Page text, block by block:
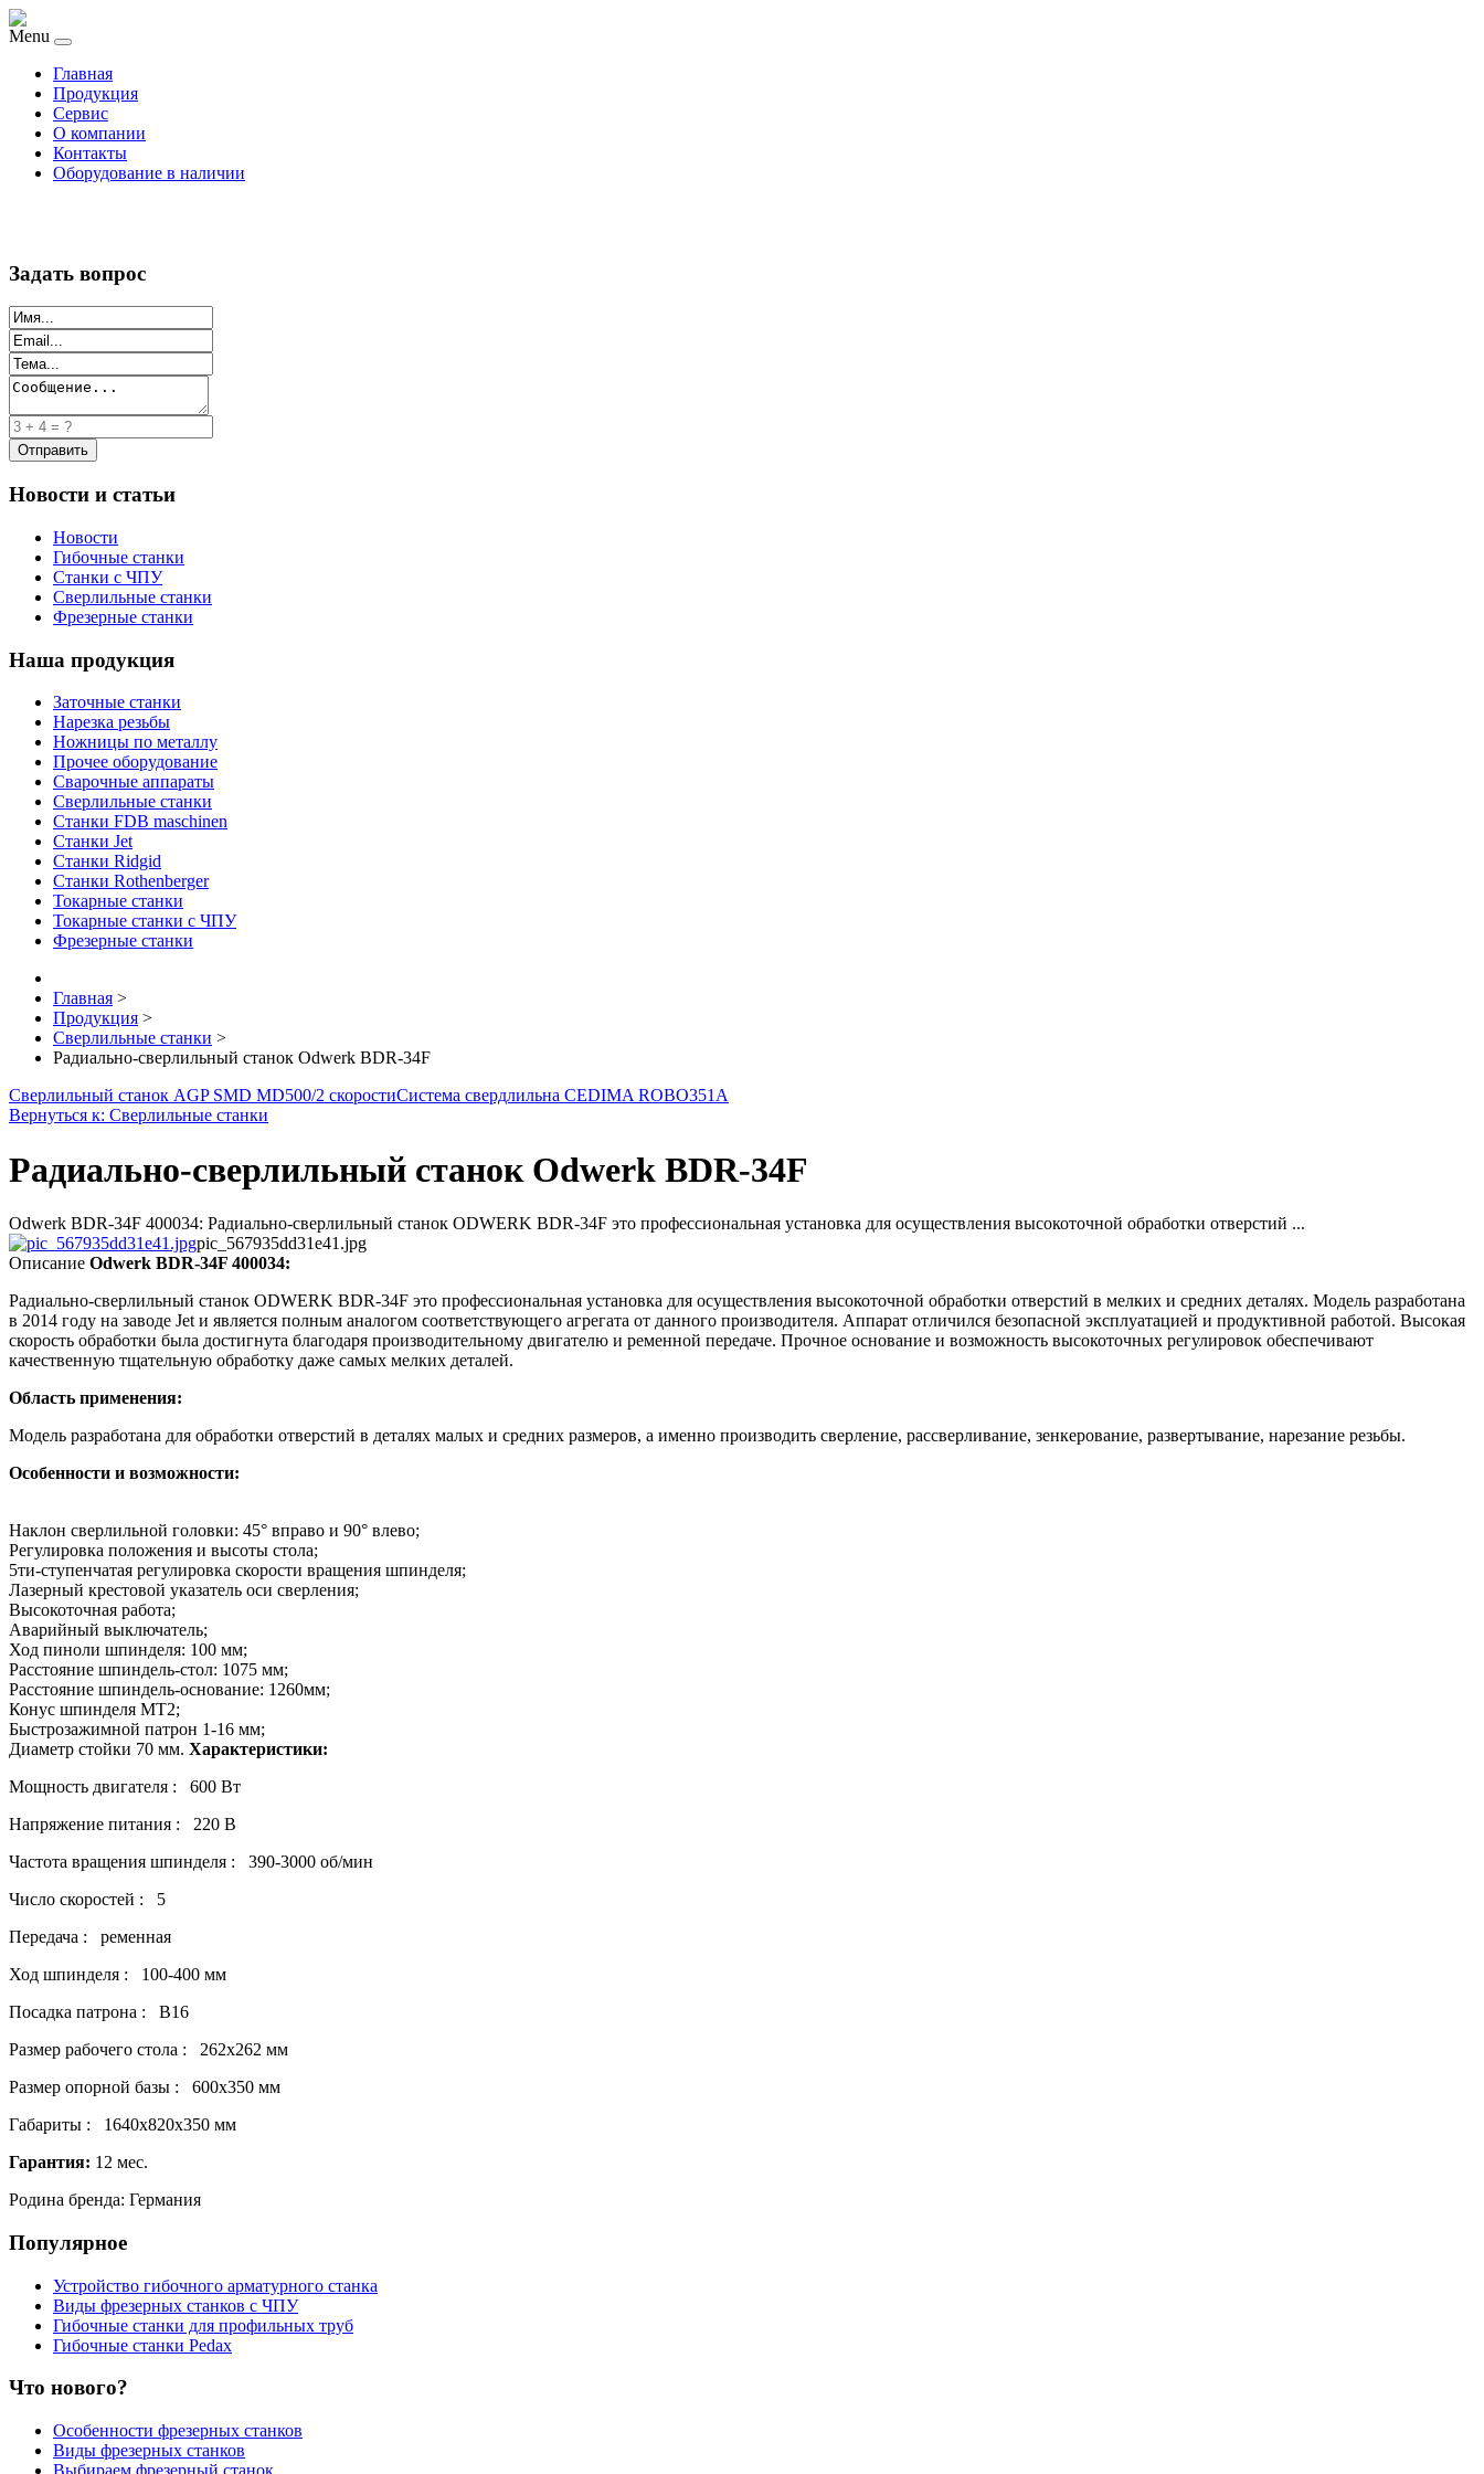
Menu
Главная
Продукция
Сервис
О компании
Контакты
Оборудование в наличии
Задать вопрос
Новости и статьи
Новости
Гибочные станки
Станки с ЧПУ
Сверлильные станки
Фрезерные станки
Наша продукция
Заточные станки
Нарезка резьбы
Ножницы по металлу
Прочее оборудование
Сварочные аппараты
Сверлильные станки
Станки FDB maschinen
Станки Jet
Станки Ridgid
Станки Rothenberger
Токарные станки
Токарные станки с ЧПУ
Фрезерные станки
Главная >
Продукция >
Сверлильные станки >
Радиально-сверлильный станок Odwerk BDR-34F
Сверлильный станок AGP SMD MD500/2 скоростиСистема свердлильна CEDIMA ROBO351A
Вернуться к: Сверлильные станки
Радиально-сверлильный станок Odwerk BDR-34F
Odwerk BDR-34F 400034: Радиально-сверлильный станок ODWERK BDR-34F это профессиональная установка для осуществления высокоточной обработки отверстий ...
pic_567935dd31e41.jpg
Описание Odwerk BDR-34F 400034:
Радиально-сверлильный станок ODWERK BDR-34F это профессиональная установка для осуществления высокоточной обработки отверстий в мелких и средних деталях. Модель разработана
в 2014 году на заводе Jet и является полным аналогом соответствующего агрегата от данного производителя. Аппарат отличился безопасной эксплуатацией и продуктивной работой. Высокая
скорость обработки была достигнута благодаря производительному двигателю и ременной передаче. Прочное основание и возможность высокоточных регулировок обеспечивают
качественную тщательную обработку даже самых мелких деталей.
Область применения:
Модель разработана для обработки отверстий в деталях малых и средних размеров, а именно производить сверление, рассверливание, зенкерование, развертывание, нарезание резьбы.
Особенности и возможности:
Наклон сверлильной головки: 45° вправо и 90° влево;
Регулировка положения и высоты стола;
5ти-ступенчатая регулировка скорости вращения шпинделя;
Лазерный крестовой указатель оси сверления;
Высокоточная работа;
Аварийный выключатель;
Ход пиноли шпинделя: 100 мм;
Расстояние шпиндель-стол: 1075 мм;
Расстояние шпиндель-основание: 1260мм;
Конус шпинделя MT2;
Быстрозажимной патрон 1-16 мм;
Диаметр стойки 70 мм. Характеристики:
Мощность двигателя : 600 Вт
Напряжение питания : 220 В
Частота вращения шпинделя : 390-3000 об/мин
Число скоростей : 5
Передача : ременная
Ход шпинделя : 100-400 мм
Посадка патрона : В16
Размер рабочего стола : 262х262 мм
Размер опорной базы : 600х350 мм
Габариты : 1640х820х350 мм
Гарантия: 12 мес.
Родина бренда: Германия
Популярное
Устройство гибочного арматурного станка
Виды фрезерных станков с ЧПУ
Гибочные станки для профильных труб
Гибочные станки Pedax
Что нового?
Особенности фрезерных станков
Виды фрезерных станков
Выбираем фрезерный станок